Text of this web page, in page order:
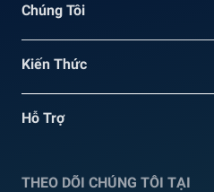
Chúng Tôi
Kiến Thức
Hỗ Trợ
THEO DÕI CHÚNG TÔI TẠI